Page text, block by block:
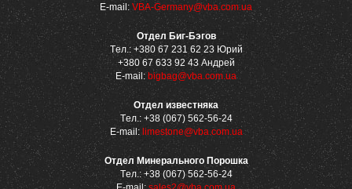
E-mail: VBA-Germany@vba.com.ua
Отдел Биг-Бэгов
Tел.: +380 67 231 62 23 Юрий
+380 67 633 92 43 Андрей
E-mail: bigbag@vba.com.ua
Отдел известняка
Tел.: +38 (067) 562-56-24
E-mail: limestone@vba.com.ua
Отдел Минерального Порошка
Tел.: +38 (067) 562-56-24